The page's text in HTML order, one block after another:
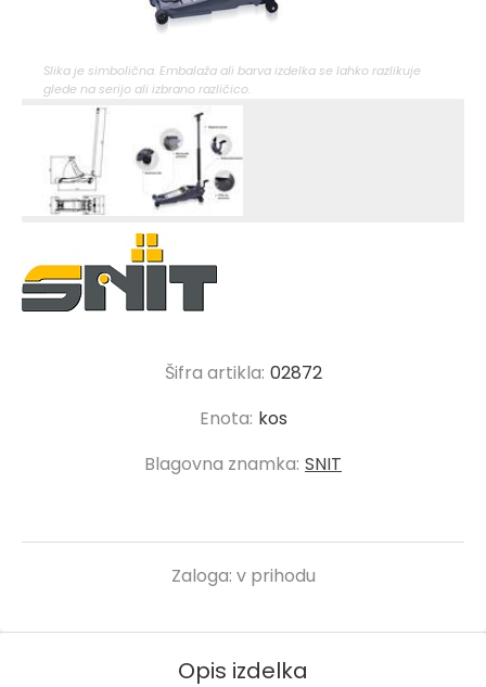
Slika je simbolična. Embalaža ali barva izdelka se lahko razlikuje
glede na serijo ali izbrano različico.
Šifra artikla: 02872
Enota: kos
Blagovna znamka: SNIT
Zaloga: v prihodu
Opis izdelka